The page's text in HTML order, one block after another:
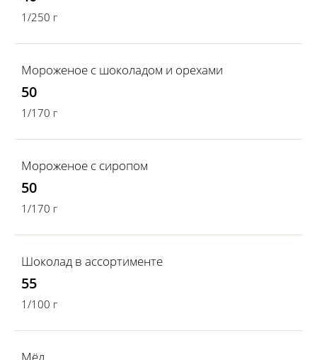
1/250 г
Мороженое с шоколадом и орехами
50
1/170 г
Мороженое с сиропом
50
1/170 г
Шоколад в ассортименте
55
1/100 г
Мёд